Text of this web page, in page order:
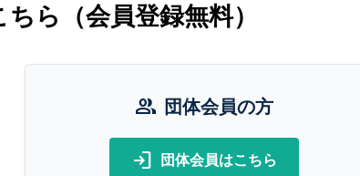
ら（会員登録無料）
group 団体会員の方
login 団体会員はこちら